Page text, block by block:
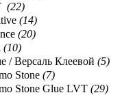
(22)
(14)
(20)
(10)
/ Версаль Клеевой (5)
Stone (7)
Stone Glue LVT (29)